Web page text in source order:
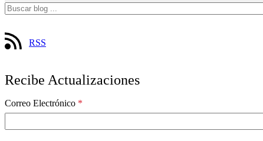
RSS
Recibe Actualizaciones
Correo Electrónico *